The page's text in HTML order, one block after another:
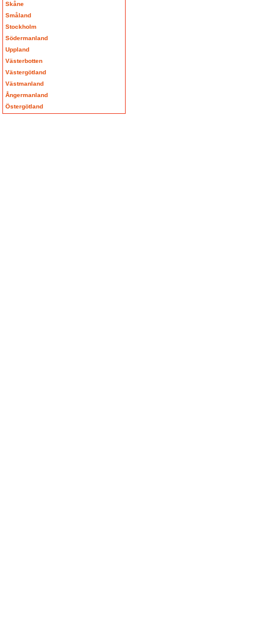
Skåne
Småland
Stockholm
Södermanland
Uppland
Västerbotten
Västergötland
Västmanland
Ångermanland
Östergötland